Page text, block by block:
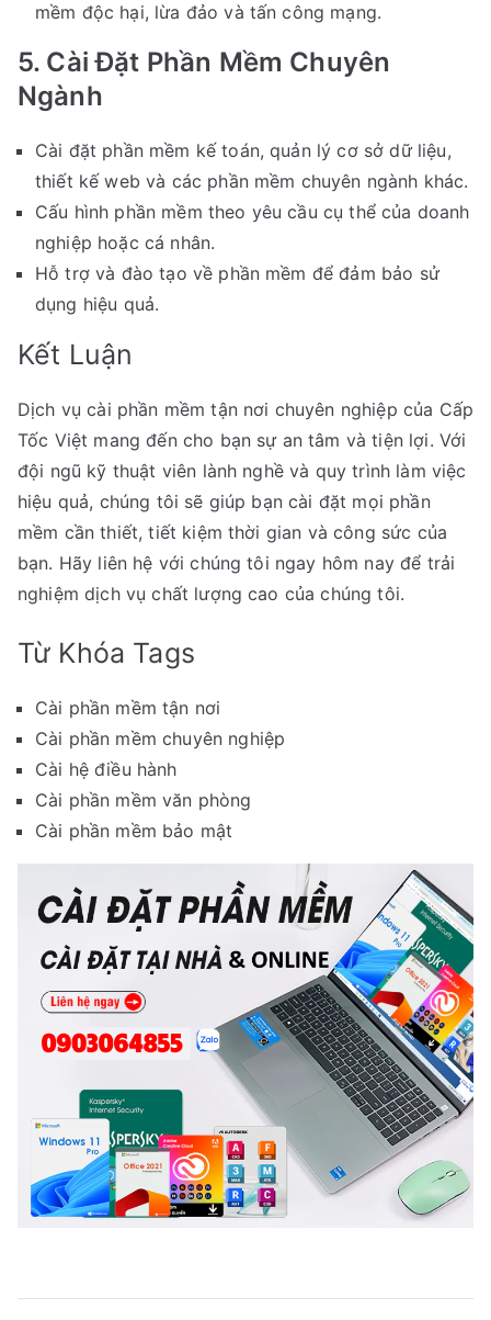
mềm độc hại, lừa đảo và tấn công mạng.
5. Cài Đặt Phần Mềm Chuyên
Ngành
Cài đặt phần mềm kế toán, quản lý cơ sở dữ liệu,
thiết kế web và các phần mềm chuyên ngành khác.
Cấu hình phần mềm theo yêu cầu cụ thể của doanh
nghiệp hoặc cá nhân.
Hỗ trợ và đào tạo về phần mềm để đảm bảo sử
dụng hiệu quả.
Kết Luận
Dịch vụ cài phần mềm tận nơi chuyên nghiệp của Cấp
Tốc Việt mang đến cho bạn sự an tâm và tiện lợi. Với
đội ngũ kỹ thuật viên lành nghề và quy trình làm việc
hiệu quả, chúng tôi sẽ giúp bạn cài đặt mọi phần
mềm cần thiết, tiết kiệm thời gian và công sức của
bạn. Hãy liên hệ với chúng tôi ngay hôm nay để trải
nghiệm dịch vụ chất lượng cao của chúng tôi.
Từ Khóa Tags
Cài phần mềm tận nơi
Cài phần mềm chuyên nghiệp
Cài hệ điều hành
Cài phần mềm văn phòng
Cài phần mềm bảo mật